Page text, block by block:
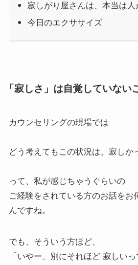
寂しがり屋さんは、本当は人
今日のエクササイズ
「寂しさ」は自覚していない
カウンセリングの現場では
どう考えてもこの状況は、寂しか
って、私が感じちゃうぐらいの
ご経験をされている方のお話をお
んですね。
でも、そういう方ほど、
「いやー、別にそれほど 寂しい